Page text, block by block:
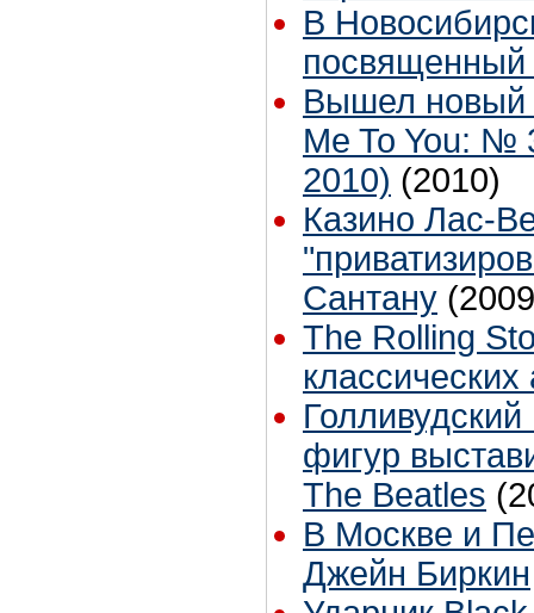
В
посвященный
Вышел новый
Me To You: №
2010) (2010)
Казино Лас-
Сантану
The Rolling
фигур
The Beatles
В Москве и
Джейн Биркин